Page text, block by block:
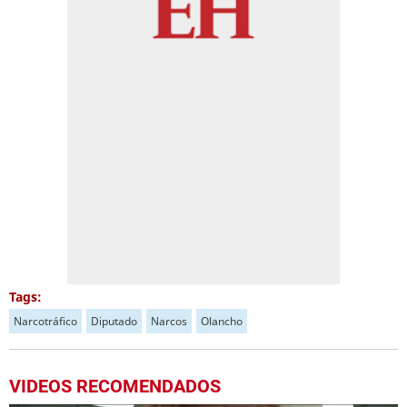
Tags:
Narcotráfico Diputado Narcos Olancho
VIDEOS RECOMENDADOS